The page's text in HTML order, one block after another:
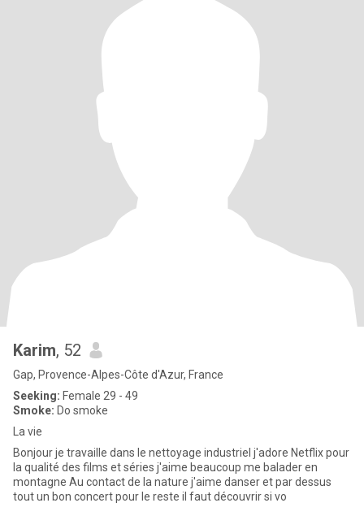
Karim, 52
Gap, Provence-Alpes-Côte d'Azur, France
Seeking: Female 29 - 49
Smoke: Do smoke
La vie
Bonjour je travaille dans le nettoyage industriel j'adore Netflix pour
la qualité des films et séries j'aime beaucoup me balader en
montagne Au contact de la nature j'aime danser et par dessus
tout un bon concert pour le reste il faut découvrir si vo